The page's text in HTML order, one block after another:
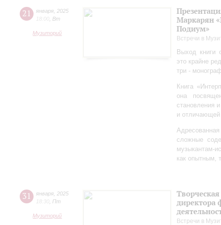
21 января 2025
18:00 Вт
Музиторий
Маркарян
Подиум»
Встречи в
Выход книги
это крайне
три -
Книга
она
становления
и отличающей
сложные
музыкантам-
как опытным,
31 января 2025
18:30 Пт
Музиторий
директора
Встречи в